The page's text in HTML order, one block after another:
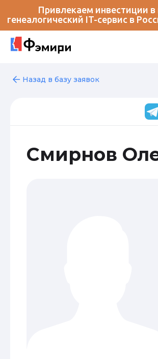
Привлекаем инвестиции в
генеалогический IT-сервис в
Назад в базу заявок
Смирнов